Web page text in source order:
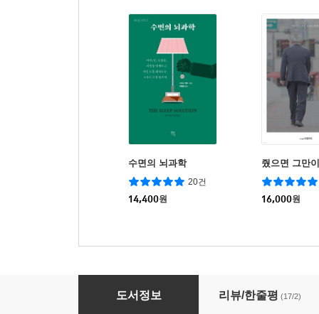
수면의 뇌과학
20건
14,400원
줬으면 그만
16,000원
최고의 몸 상태를 만드는 100가지 자율신경 관
도서정보 리뷰/한줄평 (17/2)